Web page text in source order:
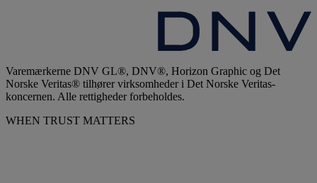
Varemærkerne DNV GL®, DNV®, Horizon Graphic og Det
Norske Veritas® tilhører virksomheder i Det Norske Veritas-
koncernen. Alle rettigheder forbeholdes.
WHEN TRUST MATTERS